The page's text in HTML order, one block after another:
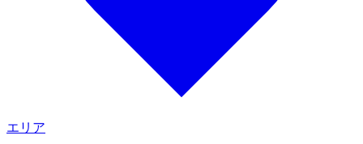
エリア